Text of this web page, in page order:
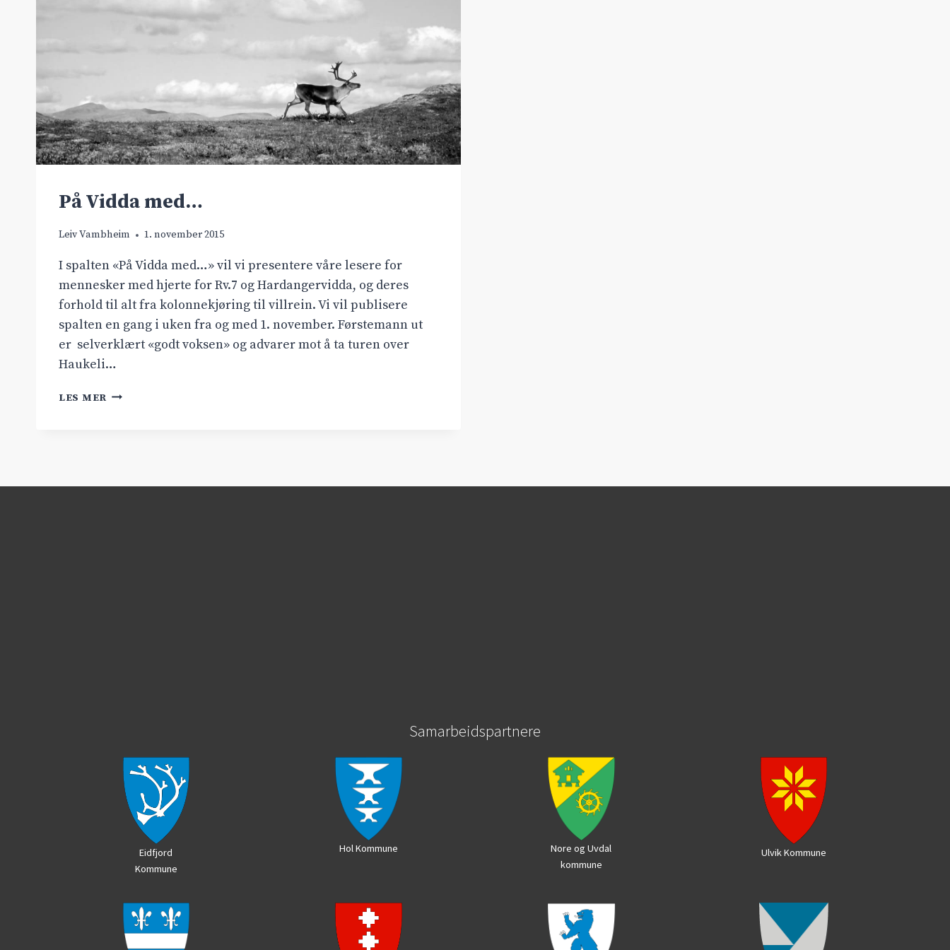
På Vidda med…
Leiv Vambheim 1. november 2015
I spalten «På Vidda med…» vil vi presentere våre lesere for
mennesker med hjerte for Rv.7 og Hardangervidda, og deres
forhold til alt fra kolonnekjøring til villrein. Vi vil publisere
spalten en gang i uken fra og med 1. november. Førstemann ut
er selverklært «godt voksen» og advarer mot å ta turen over
Haukeli…
LES MER PÅ
Samarbeidspartnere
Eidfjord
Kommune
Hol Kommune
Nore og Uvdal
kommune
Ulvik Kommune